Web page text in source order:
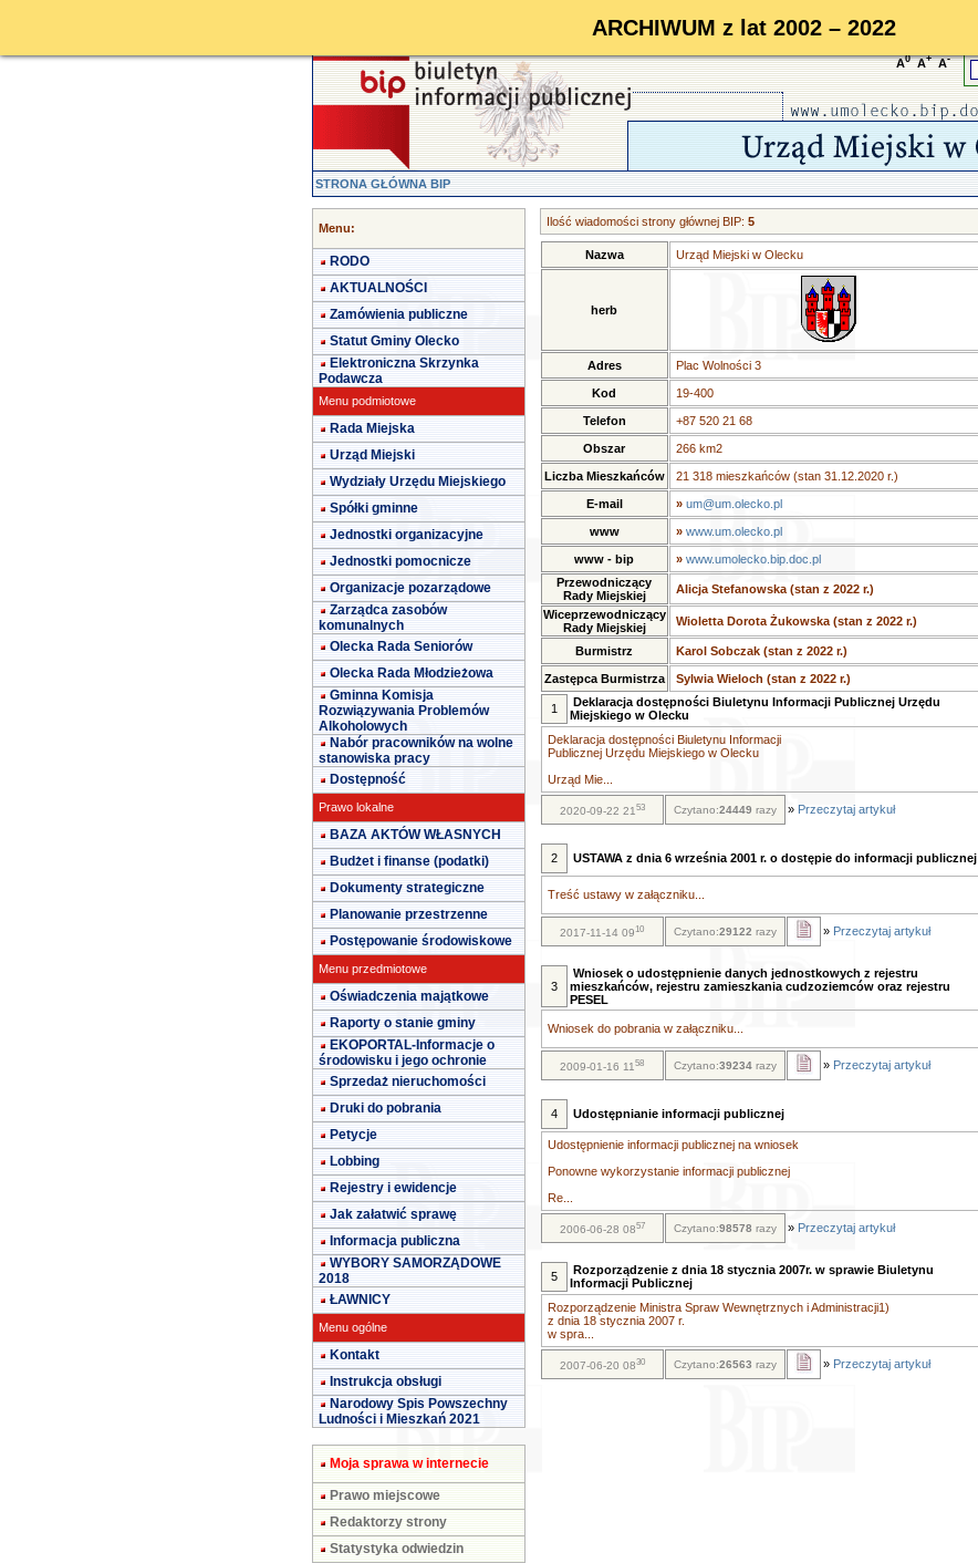
ARCHIWUM z lat 2002 – 2022
A0 A+ A-
STRONA GŁÓWNA BIP
Menu:
RODO
AKTUALNOŚCI
Zamówienia publiczne
Statut Gminy Olecko
Elektroniczna Skrzynka
Podawcza
Menu podmiotowe
Rada Miejska
Urząd Miejski
Wydziały Urzędu Miejskiego
Spółki gminne
Jednostki organizacyjne
Jednostki pomocnicze
Organizacje pozarządowe
Zarządca zasobów
komunalnych
Olecka Rada Seniorów
Olecka Rada Młodzieżowa
Gminna Komisja
Rozwiązywania Problemów
Alkoholowych
Nabór pracowników na wolne
stanowiska pracy
Dostępność
Prawo lokalne
BAZA AKTÓW WŁASNYCH
Budżet i finanse (podatki)
Dokumenty strategiczne
Planowanie przestrzenne
Postępowanie środowiskowe
Menu przedmiotowe
Oświadczenia majątkowe
Raporty o stanie gminy
EKOPORTAL-Informacje o
środowisku i jego ochronie
Sprzedaż nieruchomości
Druki do pobrania
Petycje
Lobbing
Rejestry i ewidencje
Jak załatwić sprawę
Informacja publiczna
WYBORY SAMORZĄDOWE
2018
ŁAWNICY
Menu ogólne
Kontakt
Instrukcja obsługi
Narodowy Spis Powszechny
Ludności i Mieszkań 2021
Moja sprawa w internecie
Prawo miejscowe
Redaktorzy strony
Statystyka odwiedzin
Ilość wiadomości strony głównej BIP: 5
Nazwa Urząd Miejski w Olecku
herb
Adres Plac Wolności 3
Kod 19-400
Telefon +87 520 21 68
Obszar 266 km2
Liczba Mieszkańców 21 318 mieszkańców (stan 31.12.2020 r.)
E-mail » um@um.olecko.pl
www » www.um.olecko.pl
www - bip » www.umolecko.bip.doc.pl
Przewodniczący
Rady Miejskiej
Alicja Stefanowska (stan z 2022 r.)
Wiceprzewodniczący
Rady Miejskiej
Wioletta Dorota Żukowska (stan z 2022 r.)
Burmistrz Karol Sobczak (stan z 2022 r.)
Zastępca Burmistrza Sylwia Wieloch (stan z 2022 r.)
1
Deklaracja dostępności Biuletynu Informacji Publicznej Urzędu
Miejskiego w Olecku
Deklaracja dostępności Biuletynu Informacji
Publicznej Urzędu Miejskiego w Olecku
Urząd Mie...
2020-09-22 2153 Czytano:24449 razy » Przeczytaj artykuł
2 USTAWA z dnia 6 września 2001 r. o dostępie do informacji publicznej
Treść ustawy w załączniku...
2017-11-14 0910 Czytano:29122 razy » Przeczytaj artykuł
3
Wniosek o udostępnienie danych jednostkowych z rejestru
mieszkańców, rejestru zamieszkania cudzoziemców oraz rejestru
PESEL
Wniosek do pobrania w załączniku...
2009-01-16 1158 Czytano:39234razy » Przeczytaj artykuł
4 Udostępnianie informacji publicznej
Udostępnienie informacji publicznej na wniosek
Ponowne wykorzystanie informacji publicznej
Re...
2006-06-28 0857 Czytano:98578 razy » Przeczytaj artykuł
5
Rozporządzenie z dnia 18 stycznia 2007r. w sprawie Biuletynu
Informacji Publicznej
Rozporządzenie Ministra Spraw Wewnętrznych i Administracji1)
z dnia 18 stycznia 2007 r.
w spra...
2007-06-20 0830 Czytano:26563 razy » Przeczytaj artykuł